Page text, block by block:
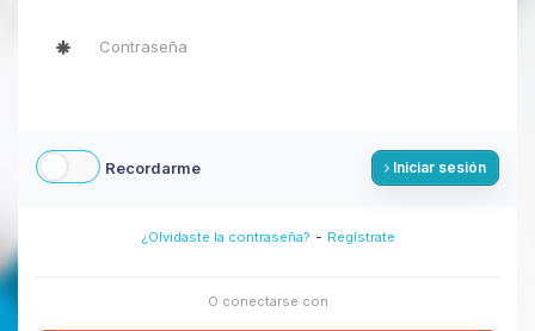
Recordarme Iniciar sesión
¿Olvidaste la contraseña? - Regístrate
O conectarse con